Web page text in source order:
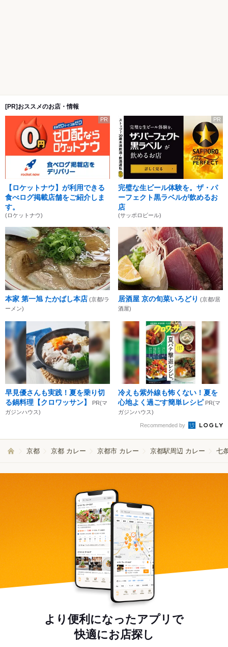
[PR]おススメのお店・情報
PR
【ロケットナウ】が利用できる
食べログ掲載店舗をご紹介しま
す。
(ロケットナウ)
PR
完璧な生ビール体験を。ザ・パ
ーフェクト黒ラベルが飲めるお
店
(サッポロビール)
本家 第一旭 たかばし本店 (京都/ラ
ーメン)
居酒屋 京の旬菜いろどり (京都/居
酒屋)
早見優さんも実践！夏を乗り切
る鍋料理【クロワッサン】
PR(マ
ガジンハウス)
冷えも紫外線も怖くない！夏を
心地よく過ごす簡単レシピ PR(マ
ガジンハウス)
Recommended by
京都 京都 カレー 京都市 カレー 京都駅周辺 カレー 七
より便利になったアプリで
快適にお店探し